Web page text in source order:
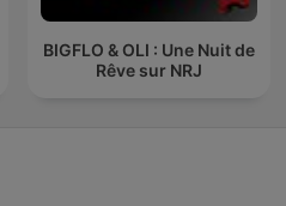
BIGFLO & OLI : Une Nuit de
Rêve sur NRJ